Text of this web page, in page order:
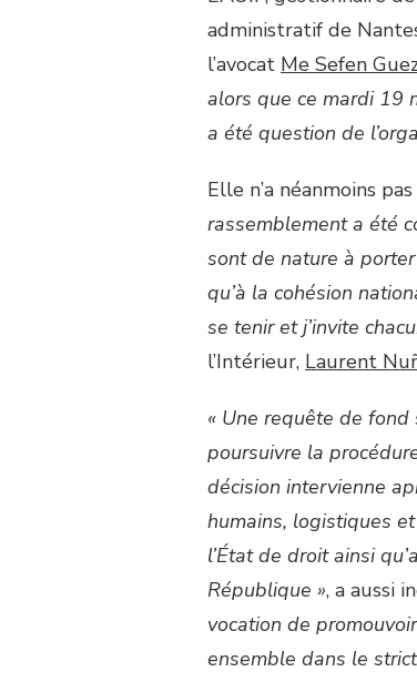
administratif de
l’avocat Me Sefen
alors que ce mardi 19
a été question de
Elle n’a néanmoins
rassemblement a été
sont de nature à
qu’à la cohésion
se tenir et j’invite
l’Intérieur, Laurent
« Une requête de
poursuivre la
décision intervienne
humains, logistiques
l’État de droit ainsi
République », a aussi
vocation de
ensemble dans le